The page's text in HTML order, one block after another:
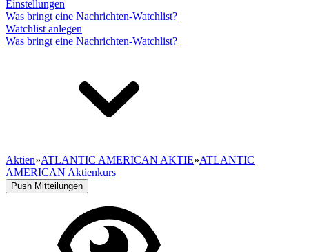
Einstellungen
Was bringt eine Nachrichten-Watchlist?
Watchlist anlegen
Was bringt eine Nachrichten-Watchlist?
Aktien»ATLANTIC AMERICAN AKTIE»ATLANTIC
AMERICAN Aktienkurs
Push Mitteilungen